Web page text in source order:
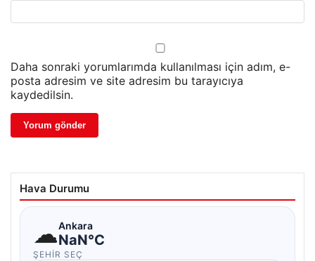
Daha sonraki yorumlarımda kullanılması için adım, e-
posta adresim ve site adresim bu tarayıcıya
kaydedilsin.
Hava Durumu
☁Ankara
NaN°C
ŞEHIR SEÇ